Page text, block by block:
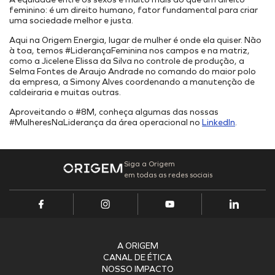
Endereços
Nossos Ativos
Portal de Fornecedores
Cadastro
INFRAESTRUTURA PORTUÁRIA
OPMAC
Portal do Cliente
Projetos Incentivados
Pesquisa, Desenvolvimento & Inovação
Transição Energética
Segurança
feminino: é um direito humano, fator fundamental para criar
uma sociedade melhor e justa.
Aqui na Origem Energia, lugar de mulher é onde ela quiser. Não
à toa, temos #LiderançaFeminina nos campos e na matriz,
como a Jicelene Elissa da Silva no controle de produção, a
Selma Fontes de Araujo Andrade no comando do maior polo
da empresa, a Simony Alves coordenando a manutenção de
caldeiraria e muitas outras.
Aproveitando o #8M, conheça algumas das nossas
#MulheresNaLiderança da área operacional no LinkedIn.
Siga a Origem
em todas as redes sociais
A ORIGEM
CANAL DE ÉTICA
NOSSO IMPACTO